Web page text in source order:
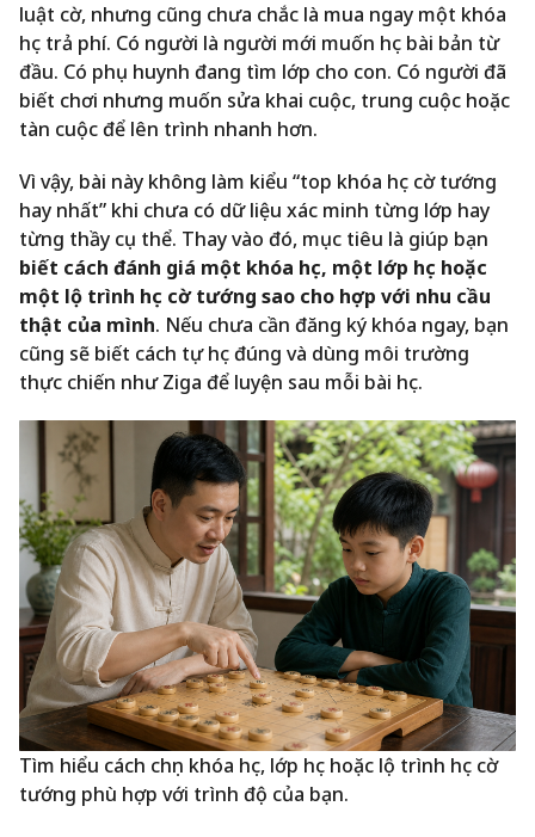
luật cờ, nhưng cũng chưa chắc là mua ngay một khóa
học trả phí. Có người là người mới muốn học bài bản từ
đầu. Có phụ huynh đang tìm lớp cho con. Có người đã
biết chơi nhưng muốn sửa khai cuộc, trung cuộc hoặc
tàn cuộc để lên trình nhanh hơn.
Vì vậy, bài này không làm kiểu “top khóa học cờ tướng
hay nhất” khi chưa có dữ liệu xác minh từng lớp hay
từng thầy cụ thể. Thay vào đó, mục tiêu là giúp bạn
biết cách đánh giá một khóa học, một lớp học hoặc
một lộ trình học cờ tướng sao cho hợp với nhu cầu
thật của mình. Nếu chưa cần đăng ký khóa ngay, bạn
cũng sẽ biết cách tự học đúng và dùng môi trường
thực chiến như Ziga để luyện sau mỗi bài học.
Tìm hiểu cách chọn khóa học, lớp học hoặc lộ trình học cờ
tướng phù hợp với trình độ của bạn.